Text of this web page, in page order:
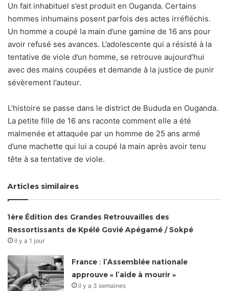
Un fait inhabituel s’est produit en Ouganda. Certains
hommes inhumains posent parfois des actes irréfléchis.
Un homme a coupé la main d’une gamine de 16 ans pour
avoir refusé ses avances. L’adolescente qui a résisté à la
tentative de viole d’un homme, se retrouve aujourd’hui
avec des mains coupées et demande à la justice de punir
sévèrement l’auteur.
L’histoire se passe dans le district de Bududa en Ouganda.
La petite fille de 16 ans raconte comment elle a été
malmenée et attaquée par un homme de 25 ans armé
d’une machette qui lui a coupé la main après avoir tenu
tête à sa tentative de viole.
Articles similaires
1ère Édition des Grandes Retrouvailles des
Ressortissants de Kpélé Govié Apégamé / Sokpé
il y a 1 jour
France : l’Assemblée nationale
approuve « l’aide à mourir »
il y a 3 semaines